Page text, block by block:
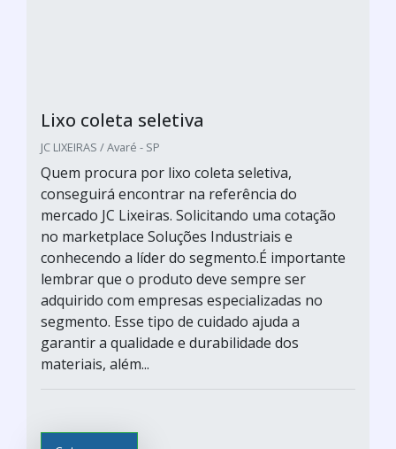
Lixo coleta seletiva
JC LIXEIRAS / Avaré - SP
Quem procura por lixo coleta seletiva,
conseguirá encontrar na referência do
mercado JC Lixeiras. Solicitando uma cotação
no marketplace Soluções Industriais e
conhecendo a líder do segmento.É importante
lembrar que o produto deve sempre ser
adquirido com empresas especializadas no
segmento. Esse tipo de cuidado ajuda a
garantir a qualidade e durabilidade dos
materiais, além...